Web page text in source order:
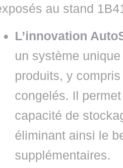
au stand
L’innovation
un système
produits, y
congelés. Il
capacité de
éliminant ainsi le
supplémentaires.